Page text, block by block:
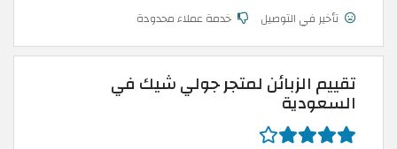
تأخير في التوصيل خدمة عملاء محدودة
تقييم الزبائن لمتجر جولي شيك في
السعودية